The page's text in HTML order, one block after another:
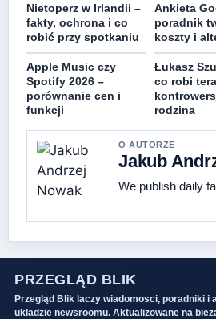
Nietoperz w Irlandii –
fakty, ochrona i co
robić przy spotkaniu
Ankieta
poradnik
koszty i
Apple Music czy
Spotify 2026 –
porównanie cen i
funkcji
Łukasz
co robi
rodzina
O AUTORZE
Jakub
We publish daily
PRZEGLĄD BLIK
Przegląd Blik laczy wiadomosci, poradniki i
ukladzie newsroomu. Aktualizowane na